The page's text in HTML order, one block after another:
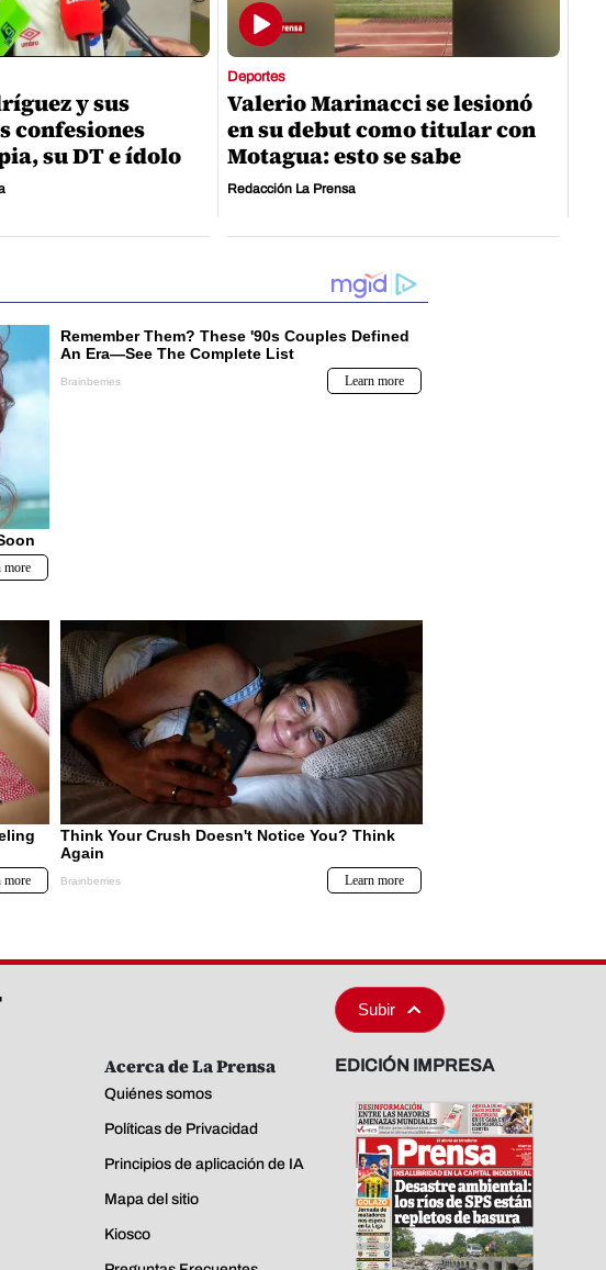
y sus
confesiones
su DT e ídolo
Deportes
Valerio Marinacci se lesionó
en su debut como titular con
Motagua: esto se sabe
Redacción La Prensa
Subir
Acerca de La Prensa
Quiénes somos
Políticas de Privacidad
Principios de aplicación de IA
Mapa del sitio
Kiosco
EDICIÓN IMPRESA